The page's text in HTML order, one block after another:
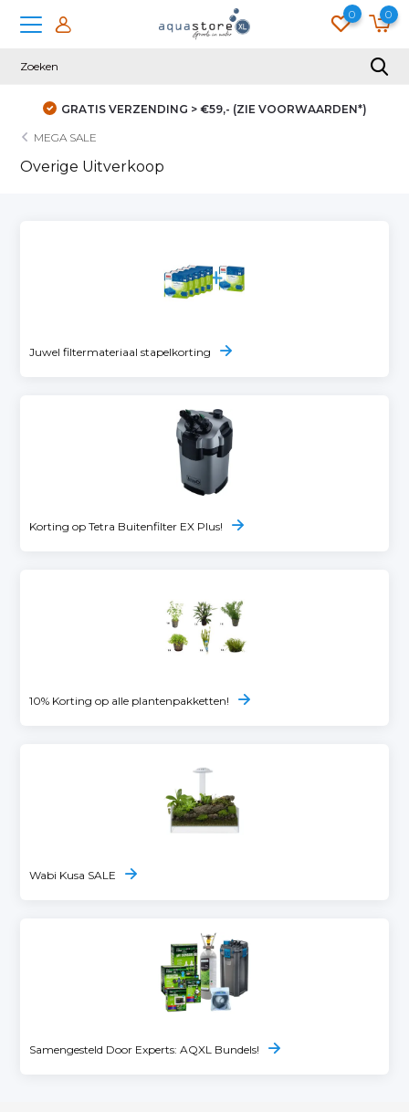
0 0
GRATIS VERZENDING > €59,- (ZIE VOORWAARDEN*)
MEGA SALE
Overige Uitverkoop
Juwel filtermateriaal stapelkorting
Korting op Tetra Buitenfilter EX Plus!
10% Korting op alle plantenpakketten!
Wabi Kusa SALE
Samengesteld Door Experts: AQXL Bundels!